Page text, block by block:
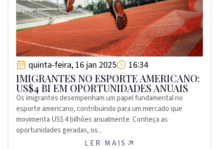
quinta-feira, 16 jan 2025 16:34
IMIGRANTES NO ESPORTE AMERICANO:
US$4 BI EM OPORTUNIDADES ANUAIS
Os imigrantes desempenham um papel fundamental no
esporte americano, contribuindo para um mercado que
movimenta US$ 4 bilhões anualmente. Conheça as
oportunidades geradas, os...
LER MAIS